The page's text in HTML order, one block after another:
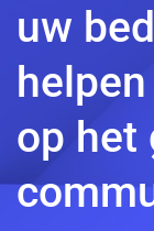
uw
helpen
op het